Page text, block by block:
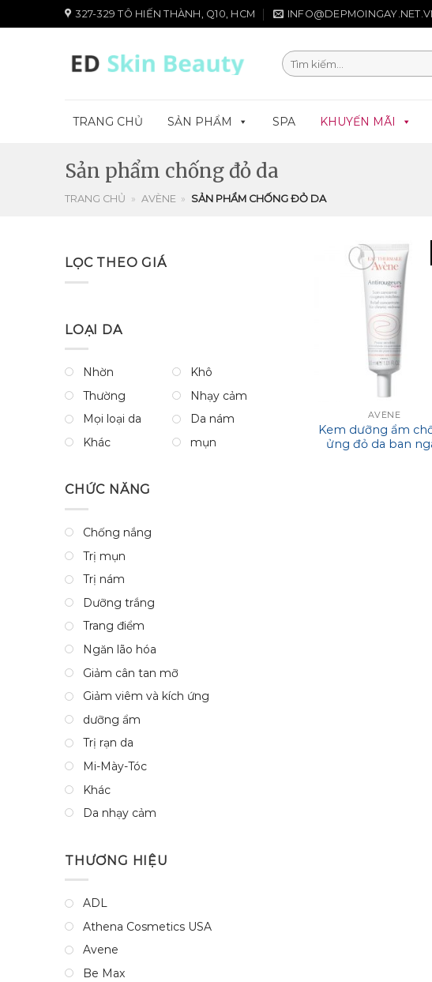
đến
327-329 TÔ HIẾN THÀNH, Q10, HCM
Tìm
kiếm:
TRANG CHỦ SẢN PHẨM SPA KHUYẾN MÃI
Sản phẩm chống đỏ da
TRANG CHỦ » AVÈNE » SẢN PHẨM CHỐNG ĐỎ DA
LỌC THEO GIÁ
LOẠI DA
Nhờn
Khô
Thường
Nhạy cảm
Mọi loại da
Da nám
Khác
mụn
CHỨC NĂNG
Chống nắng
Trị mụn
Trị nám
Dưỡng trắng
Trang điểm
Ngăn lão hóa
Giảm cân tan mỡ
Giảm viêm và kích ứng
dưỡng ẩm
Trị rạn da
Mi-Mày-Tóc
Khác
Da nhạy cảm
THƯƠNG HIỆU
ADL
Athena Cosmetics USA
Avene
Be Max
AVÈNE
Kem dưỡng ẩm
ửng đỏ da ban